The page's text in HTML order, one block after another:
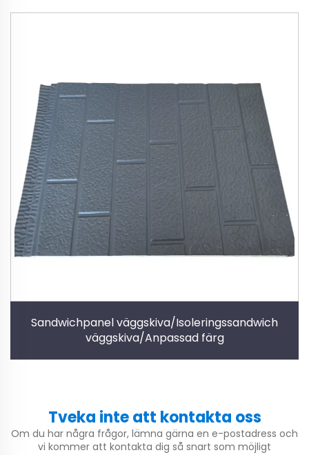
Sandwichpanel väggskiva/Isoleringssandwich
väggskiva/Anpassad färg
Tveka inte att kontakta oss
Om du har några frågor, lämna gärna en e-postadress och
vi kommer att kontakta dig så snart som möjligt